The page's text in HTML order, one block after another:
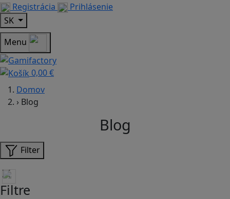
Registrácia
Prihlásenie
SK
Menu
0,00 €
Domov
› Blog
Blog
Filter
Filtre